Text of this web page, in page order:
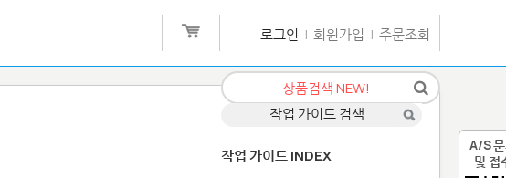
A/S
및 접
로그인 | 회원가입 | 주문조회
작업 가이드 INDEX